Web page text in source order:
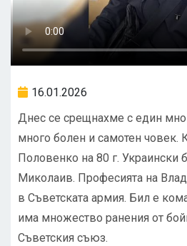
16.01.2026
Днес се срещнахме с един
много болен и самотен човек.
Половенко на 80 г. Украински
Миколаив. Професията на
в Съветската армия. Бил е
има множество ранения от
Съветския съюз.